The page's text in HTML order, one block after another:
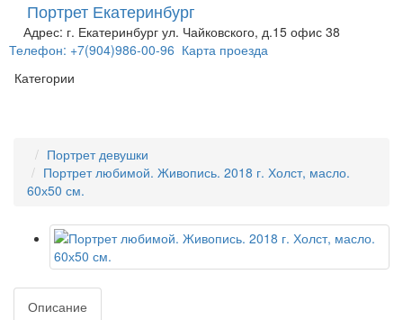
Портрет Екатеринбург
Адрес: г. Екатеринбург ул. Чайковского, д.15 офис 38
Телефон: +7(904)986-00-96 Карта проезда
Категории
Портрет девушки
Портрет любимой. Живопись. 2018 г. Холст, масло.
60х50 см.
Описание